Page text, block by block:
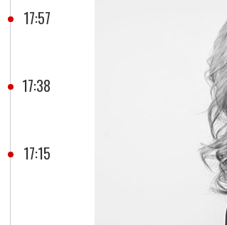
17:57
17:38
17:15